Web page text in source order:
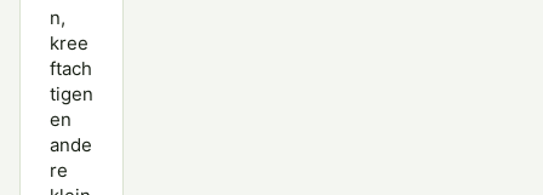
n,
kree
ftach
tigen
en
ande
re